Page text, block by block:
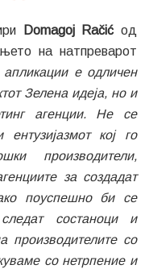
Domagoj Račićод
на натпреварот
апликации е одличен
Зелена идеја, но и
агенции. Не се
кој го
производители,
за создадат
поуспешно би се
состаноци и
производителите со
со нетрпение и